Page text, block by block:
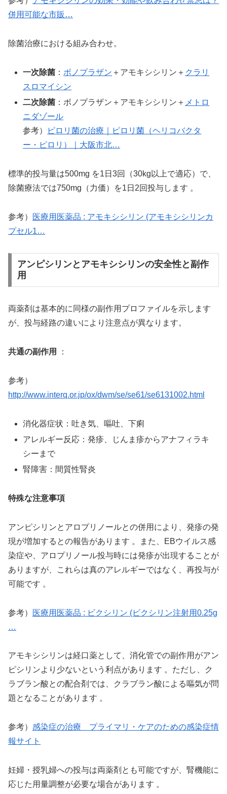
併用可能な市販…
除菌治療における組み合わせ。
一次除菌 ： ボノプラザン ＋アモキシシリン＋ クラリ
スロマイシン
二次除菌 ：ボノプラザン＋アモキシシリン＋ メトロ
ニダゾール
参考）
ピロリ菌の治療｜ピロリ菌（ヘリコバクタ
ー・ピロリ）｜大阪市北…
標準的投与量は500mg を1日3回（30kg以上で適応）で、
除菌療法では750mg（力価）を1日2回投与します 。
参考）
医療用医薬品 : アモキシシリン (アモキシシリンカ
プセル1…
アンピシリンとアモキシシリンの安全性と副作
用
両薬剤は基本的に同様の副作用プロファイルを示します
が、投与経路の違いにより注意点が異なります。
共通の副作用 ：
参考）
http://www.interq.or.jp/ox/dwm/se/se61/se6131002.html
消化器症状：吐き気、嘔吐、下痢
アレルギー反応：発疹、じんま疹からアナフィラキ
シーまで
腎障害：間質性腎炎
特殊な注意事項
アンピシリンとアロプリノールとの併用により、発疹の発
現が増加するとの報告があります 。また、EBウイルス感
染症や、アロプリノール投与時には発疹が出現することが
ありますが、これらは真のアレルギーではなく、再投与が
可能です 。
参考）
医療用医薬品 : ビクシリン (ビクシリン注射用0.25g
…
アモキシシリンは経口薬として、消化管での副作用がアン
ピシリンより少ないという利点があります 。ただし、ク
ラブラン酸との配合剤では、クラブラン酸による嘔気が問
題となることがあります 。
参考） 感染症の治療 プライマリ・ケアのための感染症情
報サイト
妊婦・授乳婦への投与は両薬剤とも可能ですが、腎機能に
応じた用量調整が必要な場合があります 。